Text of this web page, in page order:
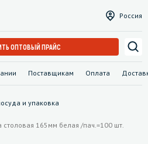
Поставщикам Оплата
Россия
ОПТОВЫЙ ПРАЙС
и упаковка
165мм белая /пач.=100 шт.